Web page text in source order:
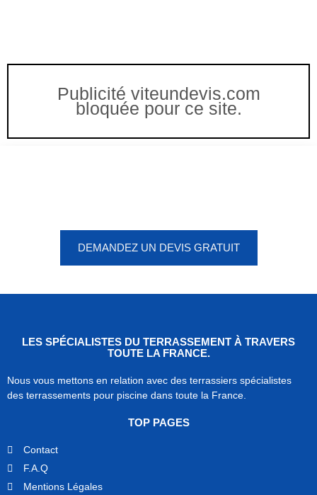
Publicité viteundevis.com
bloquée pour ce site.
DEMANDEZ UN DEVIS GRATUIT
LES SPÉCIALISTES DU TERRASSEMENT À TRAVERS
TOUTE LA FRANCE.
Nous vous mettons en relation avec des terrassiers spécialistes
des terrassements pour piscine dans toute la France.
TOP PAGES
Contact
F.A.Q
Mentions Légales